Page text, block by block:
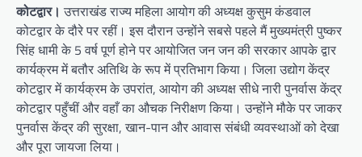
​कोटद्वार।उत्तराखंड राज्य महिला आयोग की अध्यक्ष कुसुम कंडवाल
कोटद्वार के दौरे पर रहीं। इस दौरान उन्होंने सबसे पहले मैं मुख्यमंत्री पुष्कर
सिंह धामी के 5 वर्ष पूर्ण होने पर आयोजित जन जन की सरकार आपके द्वार
कार्यक्रम में बतौर अतिथि के रूप में प्रतिभाग किया। जिला उद्योग केंद्र
कोटद्वार में कार्यक्रम के उपरांत, आयोग की अध्यक्ष सीधे नारी पुनर्वास केंद्र
कोटद्वार पहुँचीं और वहाँ का औचक निरीक्षण किया। उन्होंने मौके पर जाकर
पुनर्वास केंद्र की सुरक्षा, खान-पान और आवास संबंधी व्यवस्थाओं को देखा
और पूरा जायजा लिया।